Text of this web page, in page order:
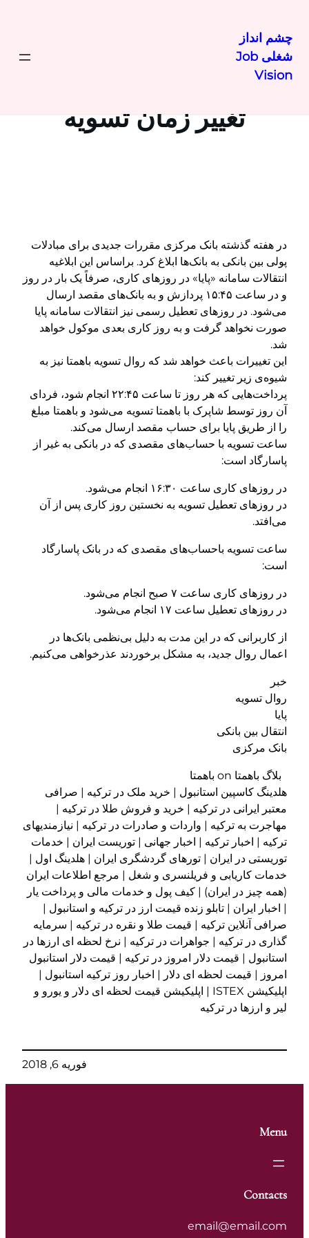
رفتن
چشم انداز
شغلی Job
Vision
تغییر زمان تسویه
در هفته گذشته بانک مرکزی مقررات جدیدی برای مبادلات
پولی بین بانکی به بانکها ابلاغ کرد. براساس این ابلاغیه
انتقالات سامانه «پایا» در روزهای کاری، صرفاً یک بار در روز
و در ساعت ۱۵:۴۵ پردازش و به بانک‌های مقصد ارسال
می‌شود. در روزهای تعطیل رسمی نیز انتقالات سامانه پایا
صورت نخواهد گرفت و به روز کاری بعدی موکول خواهد
شد.
این تغییرات باعث خواهد شد که روال تسویه باهمتا نیز به
شیوه‌ی زیر تغییر کند:
پرداخت‌هایی که هر روز تا ساعت ۲۲:۴۵ انجام شود، فردای
آن روز توسط شاپرک با باهمتا تسویه می‌شود و باهمتا مبلغ
را از طریق پایا برای حساب مقصد ارسال می‌کند.
ساعت تسویه با حساب‌‌های مقصدی که در بانکی به غیر از
پاسارگاد است:
در روزهای کاری ساعت ۱۶:۳۰ انجام می‌شود.
در روزهای تعطیل تسویه به نخستین روز کاری پس از آن
می‌افتد.
ساعت تسویه باحساب‌های مقصدی که در بانک پاسارگاد
است:
در روزهای کاری ساعت ۷ صبح انجام می‌شود.
در روزهای تعطیل ساعت ۱۷ انجام می‌شود.
از کاربرانی که در این مدت به دلیل بی‌نظمی بانک‌ها در
اعمال روال جدید، به مشکل برخوردند عذر‌خواهی می‌کنیم.
خبر
روال تسویه
پایا
انتقال بین بانکی
بانک مرکزی
بلاگ باهمتا on باهمتا
هلدینگ کاسپین استانبول | خرید ملک در ترکیه | صرافی
معتبر ایرانی در ترکیه | خرید و فروش طلا در ترکیه |
مهاجرت به ترکیه | واردات و صادرات در ترکیه | نیازمندیهای
ترکیه | اخبار ترکیه | اخبار جهانی | توریست ایران | خدمات
توریستی در ایران | تورهای گردشگری ایران | هلدینگ اول |
خدمات کاریابی و فریلنسری و شغل | مرجع اطلاعات ایران
(همه چیز در ایران) | کیف پول و خدمات مالی و پرداخت یار
| اخبار ایران | تابلو زنده قیمت ارز در ترکیه و استانبول |
صرافی آنلاین ترکیه | قیمت طلا و نقره در ترکیه | سرمایه
گذاری در ترکیه | جواهرات در ترکیه | نرخ لحظه ای ارزها در
استانبول | قیمت دلار امروز در ترکیه | قیمت دلار استانبول
امروز | قیمت لحظه ای دلار | اخبار روز ترکیه استانبول |
اپلیکیشن ISTEX | اپلیکیشن قیمت لحظه ای دلار و یورو و
لیر و ارزها در ترکیه
فوریه 6, 2018
Menu
Contacts
email@email.com